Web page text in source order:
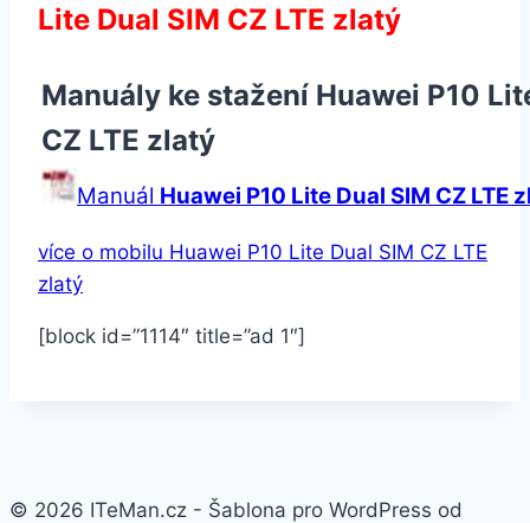
Lite Dual SIM CZ LTE zlatý
Manuály ke stažení Huawei P10
CZ LTE zlatý
Manuál Huawei P10 Lite Dual SIM CZ LTE
více o mobilu Huawei P10 Lite Dual SIM CZ LTE
zlatý
[block id=”1114″ title=”ad 1″]
© 2026 ITeMan.cz - Šablona pro WordPress od